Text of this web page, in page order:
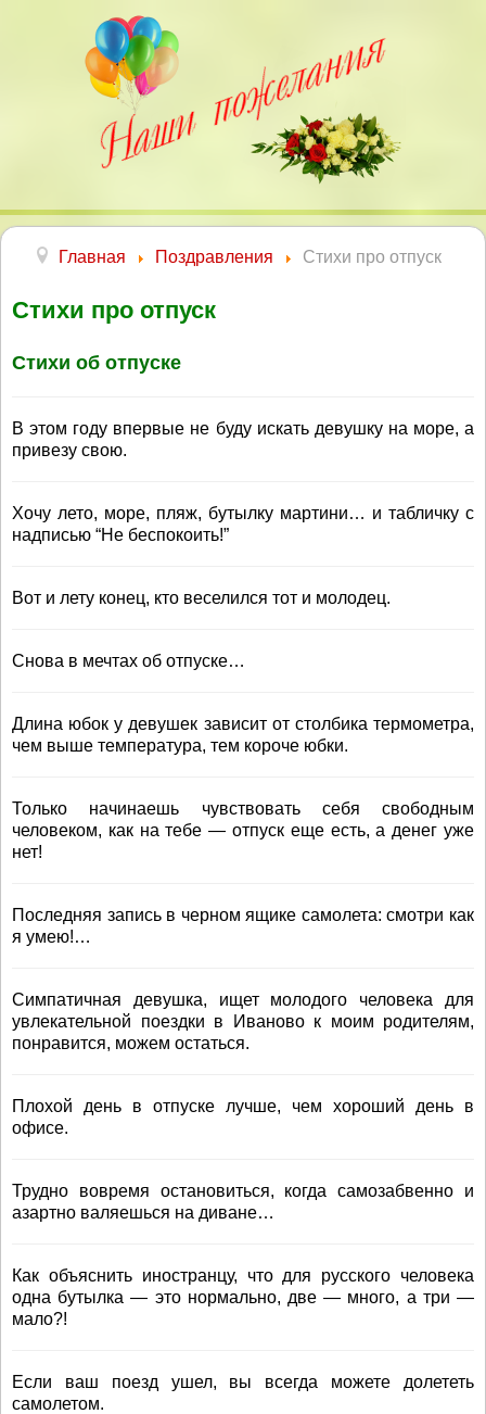
Главная Поздравления Стихи про отпуск
Стихи про отпуск
Стихи об отпуске
В этом году впервые не буду искать девушку на море, а
привезу свою.
Хочу лето, море, пляж, бутылку мартини… и табличку с
надписью “Не беспокоить!”
Вот и лету конец, кто веселился тот и молодец.
Снова в мечтах об отпуске…
Длина юбок у девушек зависит от столбика термометра,
чем выше температура, тем короче юбки.
Только начинаешь чувствовать себя свободным
человеком, как на тебе — отпуск еще есть, а денег уже
нет!
Последняя запись в черном ящике самолета: смотри как
я умею!…
Симпатичная девушка, ищет молодого человека для
увлекательной поездки в Иваново к моим родителям,
понравится, можем остаться.
Плохой день в отпуске лучше, чем хороший день в
офисе.
Трудно вовремя остановиться, когда самозабвенно и
азартно валяешься на диване…
Как объяснить иностранцу, что для русского человека
одна бутылка — это нормально, две — много, а три —
мало?!
Если ваш поезд ушел, вы всегда можете долететь
самолетом.